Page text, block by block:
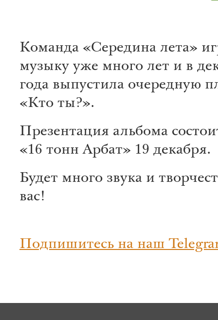
Команда «Середина лета»
музыку уже много лет и в
года выпустила очередную
«Кто ты?».
Презентация альбома
«16 тонн Арбат» 19 декабря.
Будет много звука и
вас!
Подпишитесь на наш